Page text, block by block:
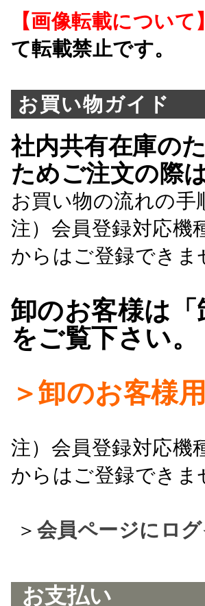
【画像転載について】
て転載禁止です。
お買い物ガ
社内共有在庫の
ためご注文の際
お買い物の流れの手
注）会員登録対応機
からはご登録できま
卸のお客様は
をご覧下さい。
＞卸のお客様
注）会員登録対応機
からはご登録できま
＞ 会員ページにロ
お支払い